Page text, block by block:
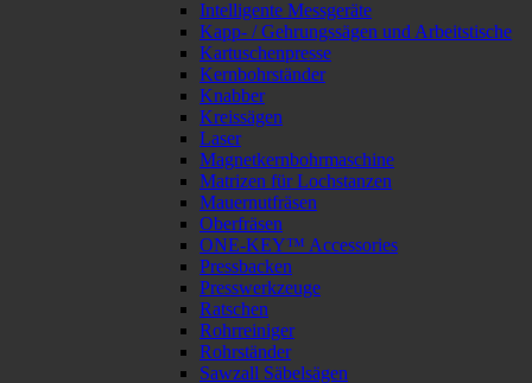
Intelligente Messgeräte
Kapp- / Gehrungssägen und Arbeitstische
Kartuschenpresse
Kernbohrständer
Knabber
Kreissägen
Laser
Magnetkernbohrmaschine
Matrizen für Lochstanzen
Mauernutfräsen
Oberfräsen
ONE-KEY™ Accessories
Pressbacken
Presswerkzeuge
Ratschen
Rohrreiniger
Rohrständer
Sawzall Säbelsägen